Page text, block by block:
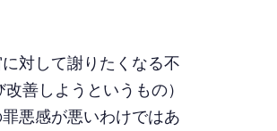
対して謝りたくなる不
善しようというもの）
悪感が悪いわけではあ